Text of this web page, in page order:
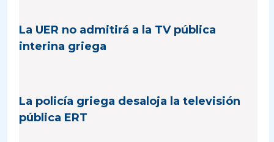
La UER no admitirá a la TV pública
interina griega
La policía griega desaloja la televisión
pública ERT